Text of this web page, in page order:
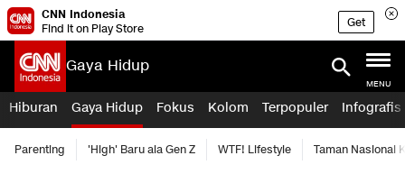
CNN Indonesia
Find it on Play Store
Get
Gaya Hidup
MENU
Hiburan Gaya Hidup Fokus Kolom Terpopuler Infografis
Parenting 'High' Baru ala Gen Z WTF! Lifestyle Taman Nasional